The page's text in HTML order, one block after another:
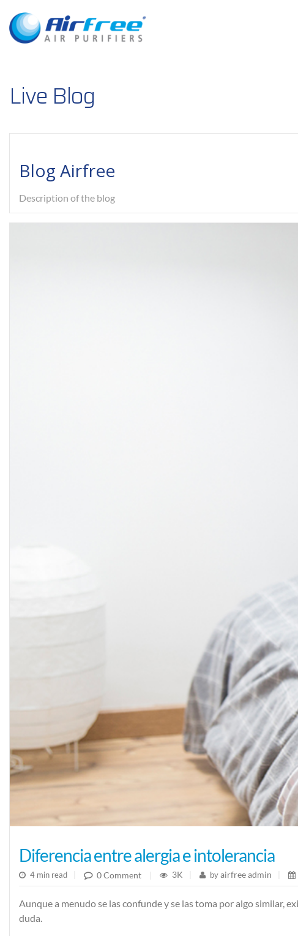
Live Blog
Blog Airfree
Description of the blog
Diferencia entre alergia e intolerancia
4 min read 0 Comment 3K byairfree admin
Aunque a menudo se las confunde y se las toma por algo similar,
duda.